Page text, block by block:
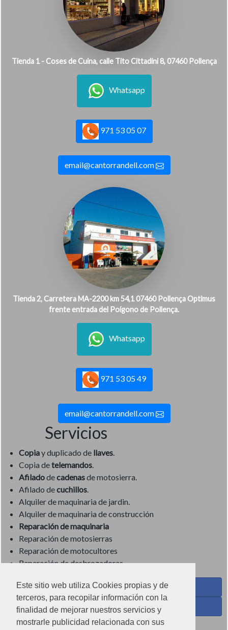
Este sitio web utiliza Cookies propias y de
terceros, para recopilar información con la
finalidad de mejorar nuestros servicios y
mostrarle publicidad relacionada con sus
Tienda 1 - Coses de Cuina, calle Tito Cittadini 8, 07460 Pollença
Whatsapp
971 53 05 07
email@cantorrandell.com
Tienda 2, Carretera MA-2200 km 54,1 07460 Pollença Optimus
frente entrada del Poígono de Pollença.
Whatsapp
971 53 05 49
email@cantorrandell.com
Servicios
Copiay duplicado de llaves.
Copia detelemandos.
Afiladodecadenasde motosierra.
Afilado decuchillos.
Alquiler de maquinaria de jardin.
Alquiler de maquinaria de construcción
Reparación de maquinaria
Reparación de motosierras
Reparación de motocultores
Reparación de desbrozadoras
Coses de Cuina - Menaje y hogar en Facebook
Ferreteria Torrandell en Facebook
Coses de Cuina en Instagram